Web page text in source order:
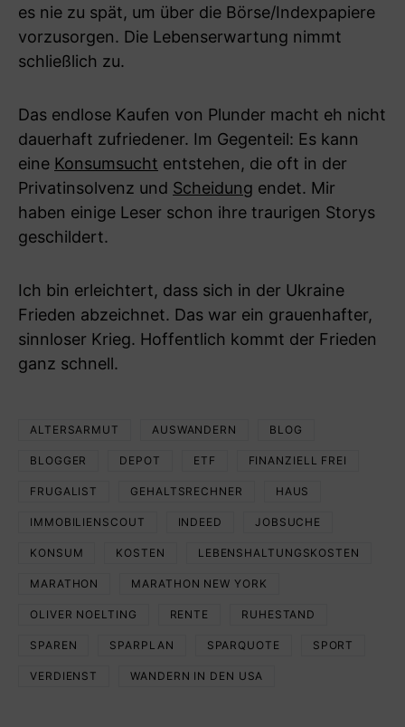
es nie zu spät, um über die Börse/Indexpapiere
vorzusorgen. Die Lebenserwartung nimmt
schließlich zu.
Das endlose Kaufen von Plunder macht eh nicht
dauerhaft zufriedener. Im Gegenteil: Es kann
eine Konsumsucht entstehen, die oft in der
Privatinsolvenz und Scheidung endet. Mir
haben einige Leser schon ihre traurigen Storys
geschildert.
Ich bin erleichtert, dass sich in der Ukraine
Frieden abzeichnet. Das war ein grauenhafter,
sinnloser Krieg. Hoffentlich kommt der Frieden
ganz schnell.
ALTERSARMUT AUSWANDERN BLOG
BLOGGER DEPOT ETF FINANZIELL FREI
FRUGALIST GEHALTSRECHNER HAUS
IMMOBILIENSCOUT INDEED JOBSUCHE
KONSUM KOSTEN LEBENSHALTUNGSKOSTEN
MARATHON MARATHON NEW YORK
OLIVER NOELTING RENTE RUHESTAND
SPAREN SPARPLAN SPARQUOTE SPORT
VERDIENST WANDERN IN DEN USA